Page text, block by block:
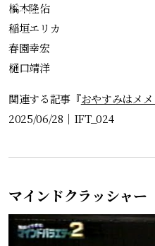
橋本隆佑
稲垣エリカ
春園幸宏
樋口靖洋
関連する記事『おやすみはメ
2025/06/28 ｜ IFT_024
マインドクラッシャー